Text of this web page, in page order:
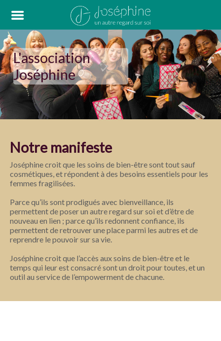
L'association
Joséphine
Notre manifeste
Joséphine croit que les soins de bien-être sont tout sauf
cosmétiques, et répondent à des besoins essentiels pour les
femmes fragilisées.
Parce qu’ils sont prodigués avec bienveillance, ils
permettent de poser un autre regard sur soi et d’être de
nouveau en lien ; parce qu’ils redonnent confiance, ils
permettent de retrouver une place parmi les autres et de
reprendre le pouvoir sur sa vie.
Joséphine croit que l’accès aux soins de bien-être et le
temps qui leur est consacré sont un droit pour toutes, et un
outil au service de l’empowerment de chacune.